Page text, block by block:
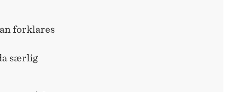
forklares
særlig